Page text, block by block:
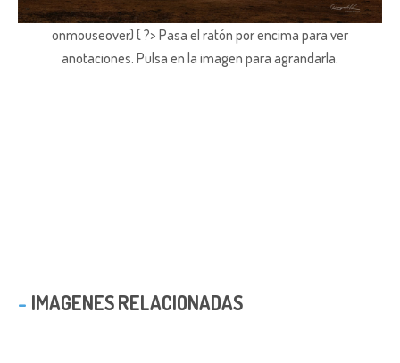
onmouseover) { ?> Pasa el ratón por encima para ver
anotaciones. Pulsa en la imagen para agrandarla.
IMAGENES RELACIONADAS